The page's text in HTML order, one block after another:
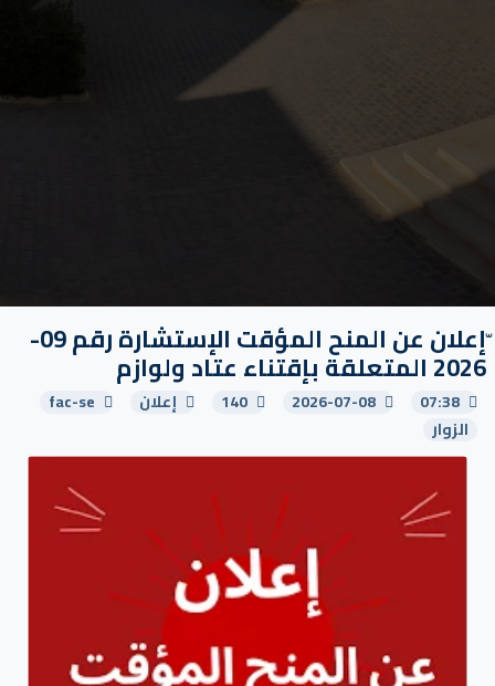
ّإعلان عن المنح المؤقت الإستشارة رقم 09-
2026 المتعلقة بإقتناء عتاد ولوازم
07:38
2026-07-08
140 إعلان
fac-se
الزوار